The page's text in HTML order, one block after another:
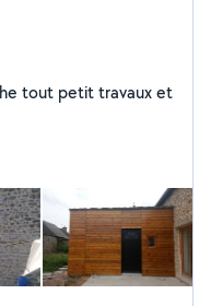
tout petit travaux et